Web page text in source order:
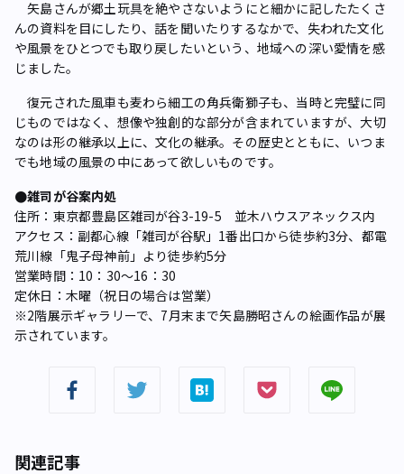
矢島さんが郷土玩具を絶やさないようにと細かに記したたくさ
んの資料を目にしたり、話を聞いたりするなかで、失われた文化
や風景をひとつでも取り戻したいという、地域への深い愛情を感
じました。
復元された風車も麦わら細工の角兵衛獅子も、当時と完璧に同
じものではなく、想像や独創的な部分が含まれていますが、大切
なのは形の継承以上に、文化の継承。その歴史とともに、いつま
でも地域の風景の中にあって欲しいものです。
●雑司が谷案内処
住所：東京都豊島区雑司が谷3-19-5 並木ハウスアネックス内
アクセス：副都心線「雑司が谷駅」1番出口から徒歩約3分、都電
荒川線「鬼子母神前」より徒歩約5分
営業時間：10：30〜16：30
定休日：木曜（祝日の場合は営業）
※2階展示ギャラリーで、7月末まで矢島勝昭さんの絵画作品が展
示されています。
関連記事